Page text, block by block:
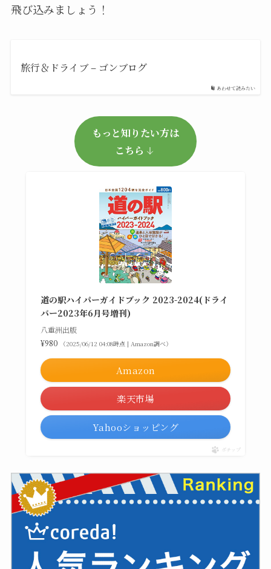
飛び込みましょう！
あわせて読みたい
旅行＆ドライブ – ゴンブログ
もっと知りたい方は
こちら
道の駅ハイパーガイドブック 2023-2024(ドライ
バー2023年6月号増刊)
八重洲出版
¥980
（2025/06/12 04:08時点 | Amazon調べ）
Amazon
楽天市場
Yahooショッピング
ポチップ